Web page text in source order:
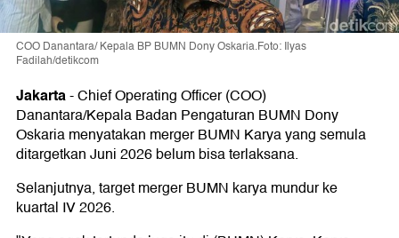
COO Danantara/ Kepala BP BUMN Dony Oskaria.Foto: Ilyas
Fadilah/detikcom
Jakarta-Chief Operating Officer (COO)
Danantara/Kepala Badan Pengaturan BUMN Dony
Oskaria menyatakan merger BUMN Karya yang semula
ditargetkan Juni 2026 belum bisa terlaksana.
Selanjutnya, target merger BUMN karya mundur ke
kuartal IV 2026.